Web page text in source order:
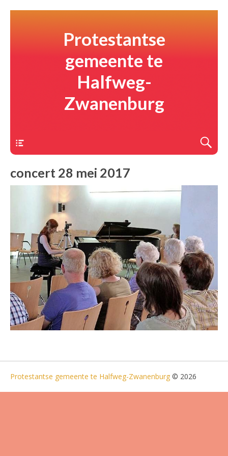
Protestantse
gemeente te
Halfweg-
Zwanenburg
concert 28 mei 2017
Protestantse gemeente te Halfweg-Zwanenburg © 2026